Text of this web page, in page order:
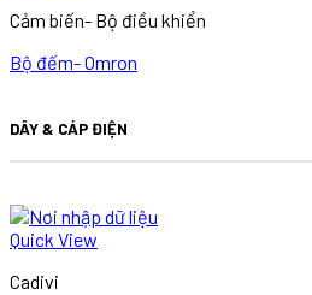
Cảm biến- Bộ điều khiển
Bộ đếm- Omron
DÂY & CÁP ĐIỆN
Quick View
Cadivi